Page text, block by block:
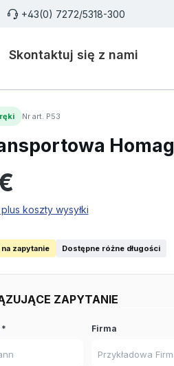
+43(0) 7272/5318-300
Skontaktuj się z nami
Nr art. P53
Homag
koszty wysyłki
zapytanie Dostępne różne długości
ZAPYTANIE
* Firma